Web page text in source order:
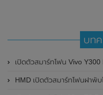
บท
เปิดตัวสมาร์ทโฟน Vivo Y300 Pro อย่างเป็นทางการแล้วในประเทศจีน มาพ
HMD เปิดตัวสมาร์ทโฟนฝาพับได้ Barbie